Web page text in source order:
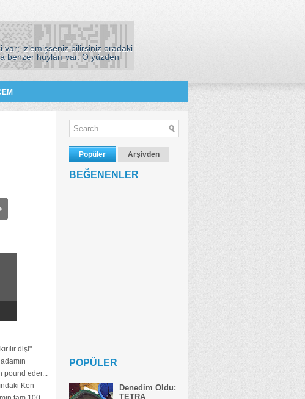
var; izlemişseniz bilirsiniz oradaki
benzer huyları var. O yüzden
dişi"
pound eder...
Ken
Popüler Arşivden
BEĞENENLER
POPÜLER
Denedim Oldu:
TETRA